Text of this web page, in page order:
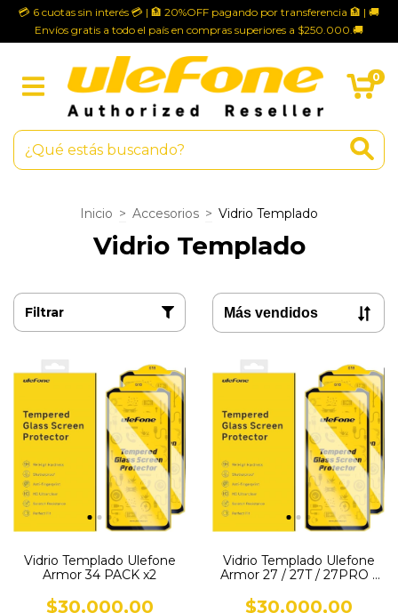
💳 6 cuotas sin interés 💳 | 🏦 20%OFF pagando por transferencia 🏦 | 🚚
Envíos gratis a todo el país en compras superiores a $250.000.🚚
0
Inicio > Accesorios > Vidrio Templado
Vidrio Templado
Filtrar
Vidrio Templado Ulefone
Armor 34 PACK x2
$30.000,00
Vidrio Templado Ulefone
Armor 27 / 27T / 27PRO /
$30.000,00